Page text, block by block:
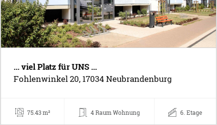
... viel Platz für UNS ...
Fohlenwinkel 20, 17034 Neubrandenburg
75.43 m² 4 Raum Wohnung 6. Etage